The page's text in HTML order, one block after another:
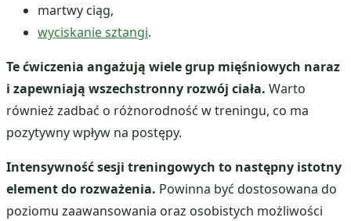
martwy ciąg,
wyciskanie sztangi.
Te ćwiczenia angażują wiele grup mięśniowych naraz
i zapewniają wszechstronny rozwój ciała. Warto
również zadbać o różnorodność w treningu, co ma
pozytywny wpływ na postępy.
Intensywność sesji treningowych to następny istotny
element do rozważenia. Powinna być dostosowana do
poziomu zaawansowania oraz osobistych możliwości